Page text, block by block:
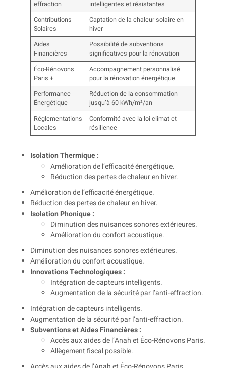
effraction
intelligentes et résistantes
Contributions
Solaires
Captation de la chaleur solaire en
hiver
Aides
Financières
Possibilité de subventions
significatives pour la rénovation
Éco-Rénovons
Paris +
Accompagnement personnalisé
pour la rénovation énergétique
Performance
Énergétique
Réduction de la consommation
jusqu’à 60 kWh/m²/an
Réglementations
Locales
Conformité avec la loi climat et
résilience
Isolation Thermique :
Amélioration de l’efficacité énergétique.
Réduction des pertes de chaleur en hiver.
Amélioration de l’efficacité énergétique.
Réduction des pertes de chaleur en hiver.
Isolation Phonique :
Diminution des nuisances sonores extérieures.
Amélioration du confort acoustique.
Diminution des nuisances sonores extérieures.
Amélioration du confort acoustique.
Innovations Technologiques :
Intégration de capteurs intelligents.
Augmentation de la sécurité par l’anti-effraction.
Intégration de capteurs intelligents.
Augmentation de la sécurité par l’anti-effraction.
Subventions et Aides Financières :
Accès aux aides de l’Anah et Éco-Rénovons Paris.
Allègement fiscal possible.